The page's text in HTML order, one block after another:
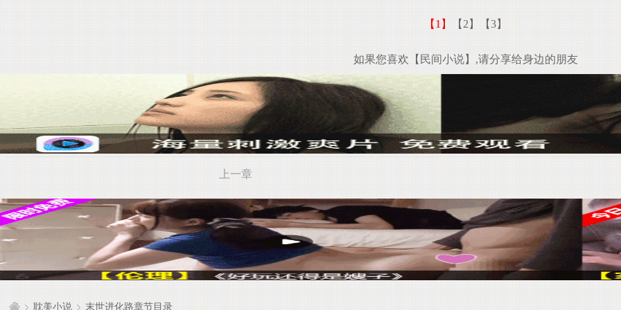
【1】 【2】 【3】
如果您喜欢【民间小说】,请分享给身边的朋友
上一章
耽美小说 末世进化路章节目录